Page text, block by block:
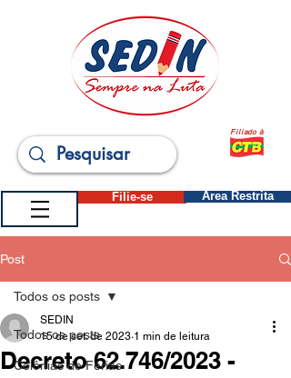
Filiado à
Filie-se Área Restrita
Post
Todos os posts
Colônias de Férias
Todos os posts
Decreto 62.746/2023 -
SEDIN
15 de set. de 2023 1 min de leitura